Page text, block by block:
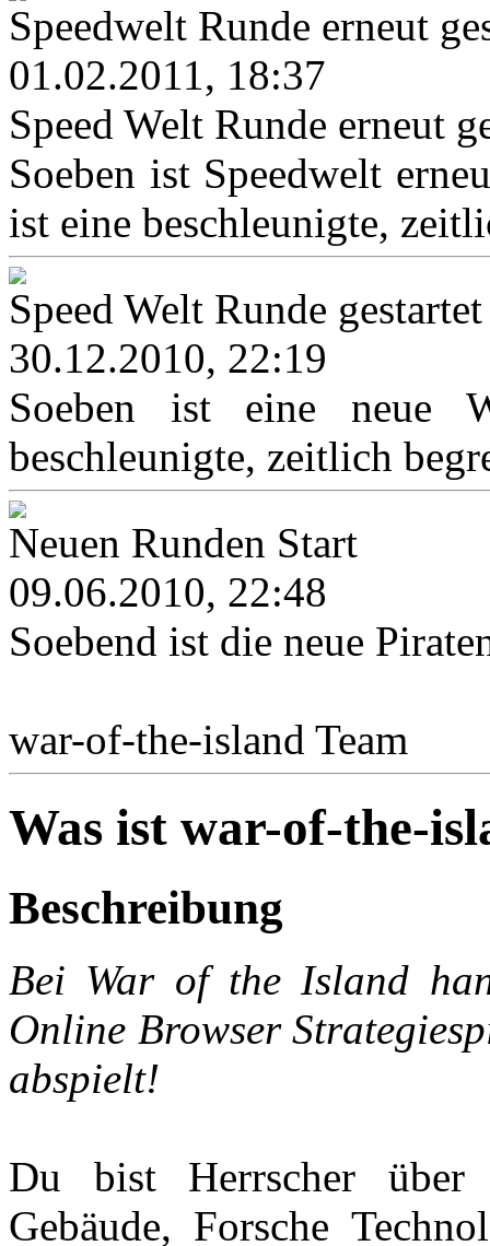
Speedwelt Runde erneut
01.02.2011, 18:37
Speed Welt Runde erneut
Soeben ist Speedwelt
ist eine beschleunigte,
Speed Welt Runde gestartet
30.12.2010, 22:19
Soeben ist eine neue
beschleunigte, zeitlich
Neuen Runden Start
09.06.2010, 22:48
Soebend ist die neue
war-of-the-island Team
Was ist war-of-the-
Beschreibung
Bei War of the Island
Online Browser
abspielt!
Du bist Herrscher über
Gebäude, Forsche